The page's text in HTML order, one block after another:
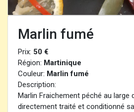
Marlin fumé
Prix: 50 €
Région: Martinique
Couleur: Marlin fumé
Description:
Marlin Fraichement péché au large
directement traité et conditionné